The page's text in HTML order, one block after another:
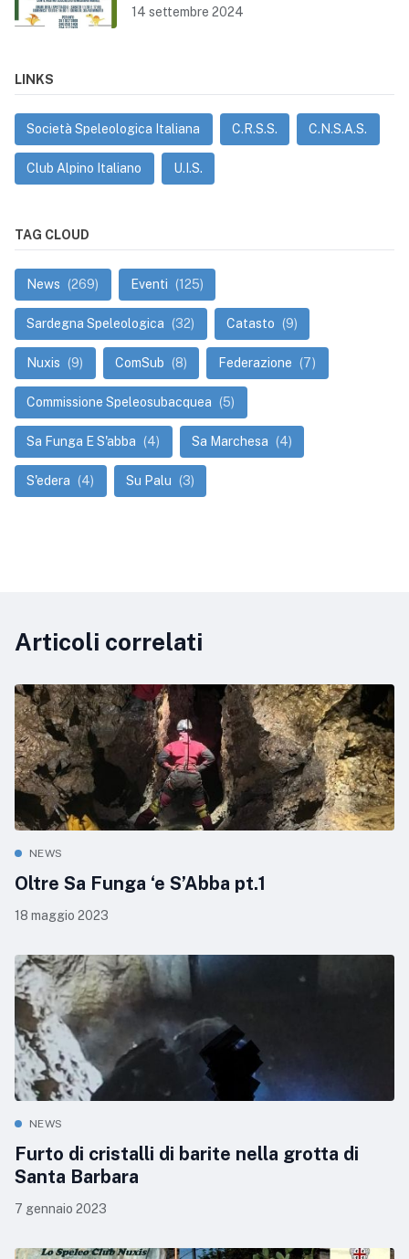
14 settembre 2024
LINKS
Società Speleologica Italiana C.R.S.S. C.N.S.A.S.
Club Alpino Italiano U.I.S.
TAG CLOUD
News (269) Eventi (125)
Sardegna Speleologica (32) Catasto (9)
Nuxis (9) ComSub (8) Federazione (7)
Commissione Speleosubacquea (5)
Sa Funga E S'abba (4) Sa Marchesa (4)
S'edera (4) Su Palu (3)
Articoli correlati
NEWS
Oltre Sa Funga ‘e S’Abba pt.1
18 maggio 2023
NEWS
Furto di cristalli di barite nella grotta di
Santa Barbara
7 gennaio 2023